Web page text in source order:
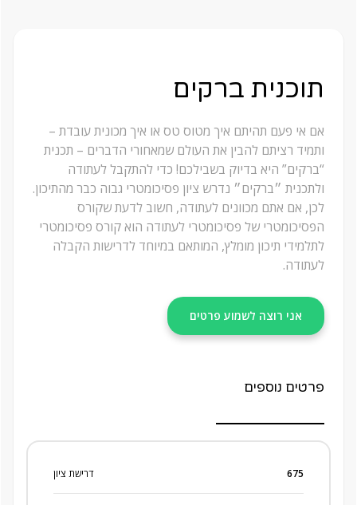
תוכנית ברקים
אם אי פעם תהיתם איך מטוס טס או איך מכונית עובדת –
ותמיד רציתם להבין את העולם שמאחורי הדברים – תכנית
“ברקים” היא בדיוק בשבילכם! כדי להתקבל לעתודה
ולתכנית ״ברקים״ נדרש ציון פסיכומטרי גבוה כבר מהתיכון.
לכן, אם אתם מכוונים לעתודה, חשוב לדעת שקורס
הפסיכומטרי של פסיכומטרי לעתודה הוא קורס פסיכומטרי
לתלמידי תיכון מומלץ, המותאם במיוחד לדרישות הקבלה
לעתודה.
אני רוצה לשמוע פרטים
פרטים נוספים
דרישת ציון 675